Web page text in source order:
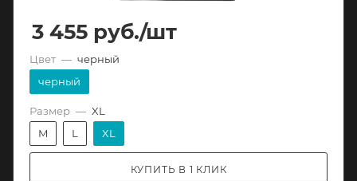
3 455 руб./шт
Цвет — черный
черный
Размер — XL
M
L XL
КУПИТЬ В 1 КЛИК